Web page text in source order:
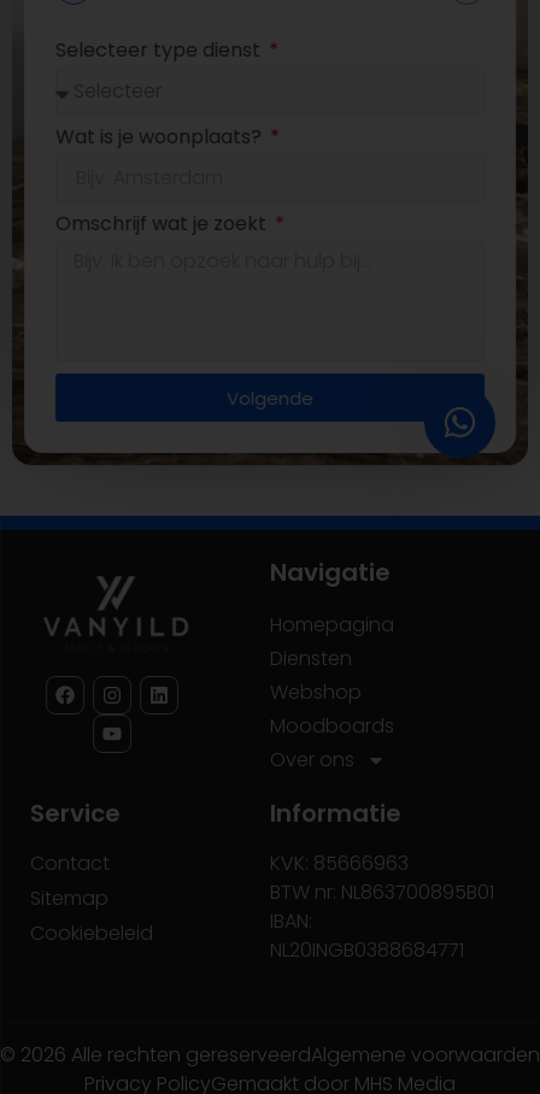
Selecteer type dienst
Wat is je woonplaats?
Omschrijf wat je zoekt
Volgende
Navigatie
Homepagina
Diensten
Webshop
Moodboards
Over ons
Service
Contact
Sitemap
Cookiebeleid
Informatie
KVK: 85666963
BTW nr: NL863700895B01
IBAN:
NL20INGB0388684771
© 2026 Alle rechten gereserveerdAlgemene voorwaarden
Privacy PolicyGemaakt door MHS Media